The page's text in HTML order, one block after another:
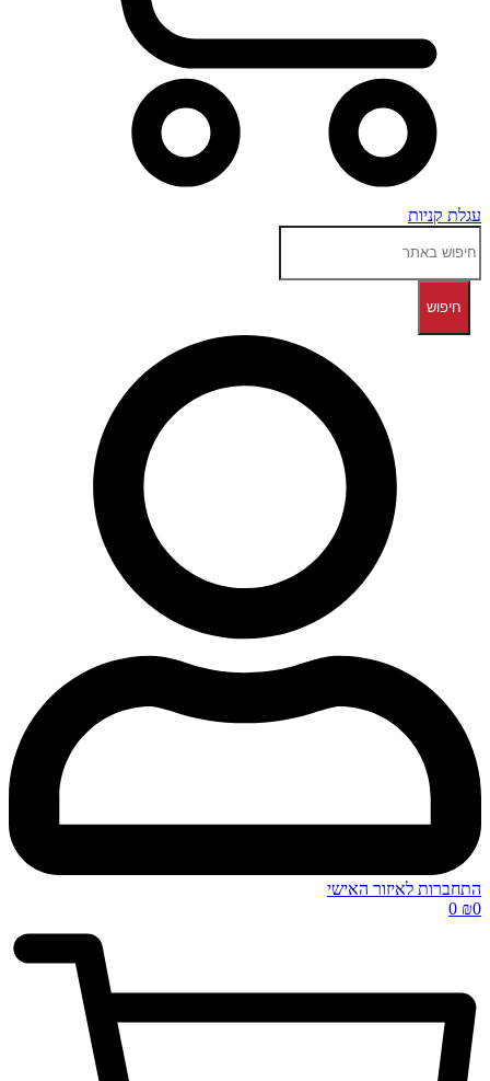
עגלת קניות
התחברות לאיזור האישי
₪0
0